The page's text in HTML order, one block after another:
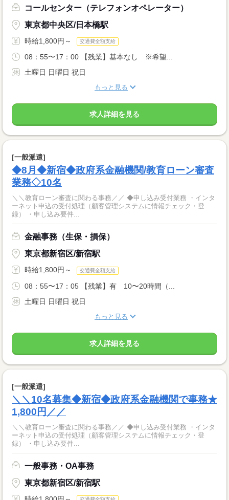
コールセンター（テレフォンオペレーター）
東京都中央区/日本橋駅
時給1,800円～ 交通費全額支給
08：55〜17：00 【残業】基本なし ※希望...
土曜日 日曜日 祝日
もっと見る
求人詳細を見る
[一般派遣]
◆8月◆新宿◆政府系金融機関/教育ローン審査
業務◇10名
＼＼教育ローン審査に関わる事務／／ ◆申し込み受付業務 ・インタ
ーネット申込の受付処理（顧客管理システムに情報チェック・登
録） ・申し込み要件...
金融事務（生保・損保）
東京都新宿区/新宿駅
時給1,800円～ 交通費全額支給
08：55〜17：05 【残業】有 10〜20時間（...
土曜日 日曜日 祝日
もっと見る
求人詳細を見る
[一般派遣]
＼＼10名募集◆新宿◆政府系金融機関で事務★
1,800円／／
＼＼教育ローン審査に関わる事務／／ ◆申し込み受付業務 ・インタ
ーネット申込の受付処理（顧客管理システムに情報チェック・登
録） ・申し込み要件...
一般事務・OA事務
東京都新宿区/新宿駅